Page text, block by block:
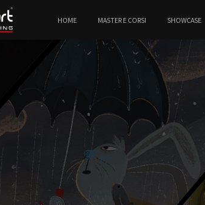
HOME MASTER E CORSI SHOWCASE